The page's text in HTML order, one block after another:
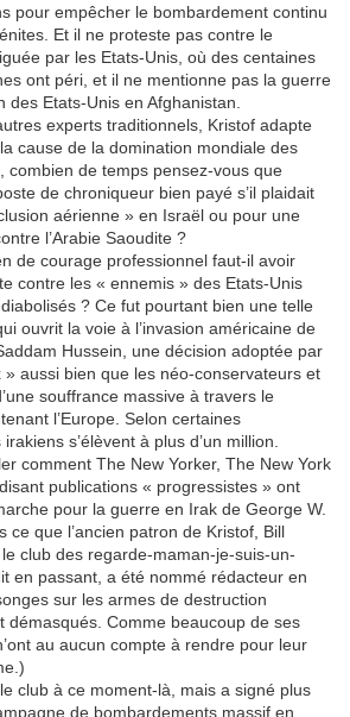
pour empêcher le bombardement continu
Et il ne proteste pas contre le
par les Etats-Unis, où des centaines
ont péri, et il ne mentionne pas la guerre
Etats-Unis en Afghanistan.
experts traditionnels, Kristof adapte
cause de la domination mondiale des
combien de temps pensez-vous que
de chroniqueur bien payé s’il plaidait
aérienne » en Israël ou pour une
l’Arabie Saoudite ?
de courage professionnel faut-il avoir
contre les « ennemis » des Etats-Unis
? Ce fut pourtant bien une telle
ouvrit la voie à l’invasion américaine de
Hussein, une décision adoptée par
» aussi bien que les néo-conservateurs et
souffrance massive à travers le
l’Europe. Selon certaines
s’élèvent à plus d’un million.
comment The New Yorker, The New York
publications « progressistes » ont
pour la guerre en Irak de George W.
ce que l’ancien patron de Kristof, Bill
club des regarde-maman-je-suis-un-
en passant, a été nommé rédacteur en
sur les armes de destruction
démasqués. Comme beaucoup de ses
au aucun compte à rendre pour leur
club à ce moment-là, mais a signé plus
de bombardements massif en